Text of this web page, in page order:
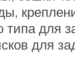
типа для
для